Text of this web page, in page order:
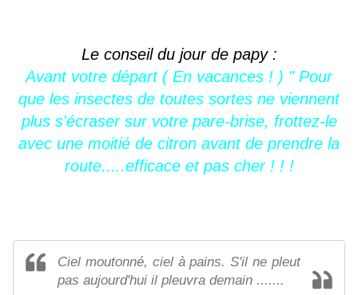
Le conseil du jour de papy :
Avant votre départ ( En vacances ! ) " Pour
que les insectes de toutes sortes ne viennent
plus s'écraser sur votre pare-brise, frottez-le
avec une moitié de citron avant de prendre la
route.....efficace et pas cher ! ! !
Ciel moutonné, ciel à pains. S'il ne pleut
pas aujourd'hui il pleuvra demain .......